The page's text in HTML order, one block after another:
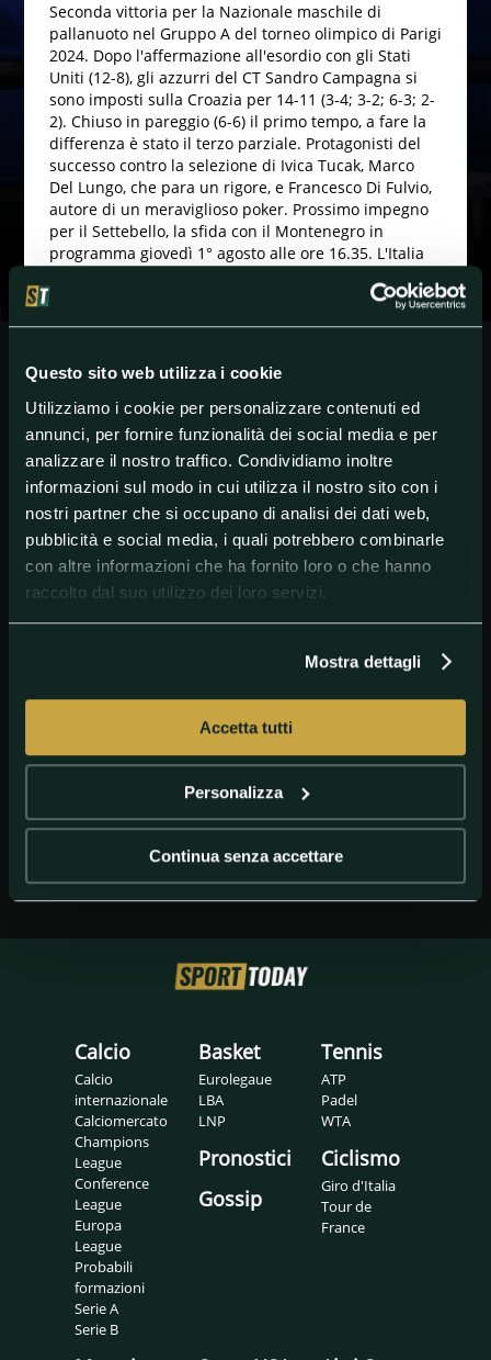
Questo sito web utilizza i cookie
Utilizziamo i cookie per personalizzare contenuti ed
annunci, per fornire funzionalità dei social media e per
analizzare il nostro traffico. Condividiamo inoltre
informazioni sul modo in cui utilizza il nostro sito con i
nostri partner che si occupano di analisi dei dati web,
pubblicità e social media, i quali potrebbero combinarle
con altre informazioni che ha fornito loro o che hanno
raccolto dal suo utilizzo dei loro servizi.
Mostra dettagli
Accetta tutti
Personalizza
Continua senza accettare
Seconda vittoria per la Nazionale maschile di
pallanuoto nel Gruppo A del torneo olimpico di Parigi
2024. Dopo l'affermazione all'esordio con gli Stati
Uniti (12-8), gli azzurri del CT Sandro Campagna si
sono imposti sulla Croazia per 14-11 (3-4; 3-2; 6-3; 2-
2). Chiuso in pareggio (6-6) il primo tempo, a fare la
differenza è stato il terzo parziale. Protagonisti del
successo contro la selezione di Ivica Tucak, Marco
Del Lungo, che para un rigore, e Francesco Di Fulvio,
autore di un meraviglioso poker. Prossimo impegno
per il Settebello, la sfida con il Montenegro in
programma giovedì 1° agosto alle ore 16.35. L'Italia
posto nel raggruppamento (contro Romania, 3
(nel 1948 e 1960 le altre affermazioni del Settebello).
#OlimpiadiParigi2024 #Parigi2024 #Settebello
Settebello
Calcio
Calcio
internazionale
Calciomercato
Champions
League
Conference
League
Europa
League
Probabili
formazioni
Serie A
Serie B
Basket
Eurolegaue
LBA
LNP
Pronostici
Gossip
Tennis
ATP
Padel
WTA
Ciclismo
Giro d'Italia
Tour de
France